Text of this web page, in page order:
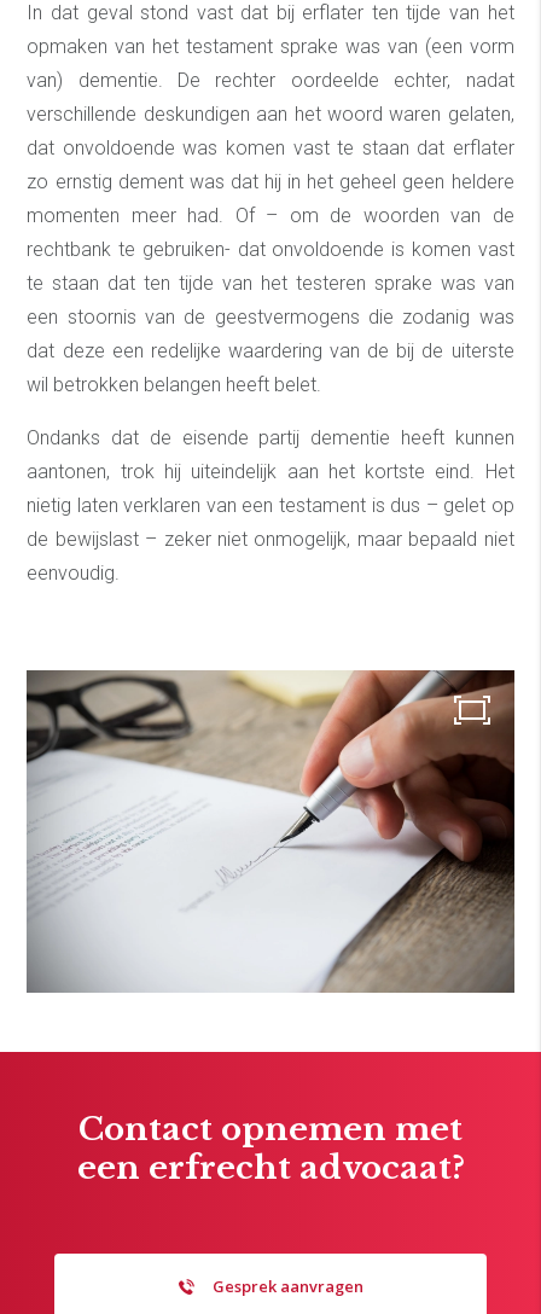
In dat geval stond vast dat bij erflater ten tijde van het
opmaken van het testament sprake was van (een vorm
van) dementie. De rechter oordeelde echter, nadat
verschillende deskundigen aan het woord waren gelaten,
dat onvoldoende was komen vast te staan dat erflater
zo ernstig dement was dat hij in het geheel geen heldere
momenten meer had. Of – om de woorden van de
rechtbank te gebruiken- dat onvoldoende is komen vast
te staan dat ten tijde van het testeren sprake was van
een stoornis van de geestvermogens die zodanig was
dat deze een redelijke waardering van de bij de uiterste
wil betrokken belangen heeft belet.
Ondanks dat de eisende partij dementie heeft kunnen
aantonen, trok hij uiteindelijk aan het kortste eind. Het
nietig laten verklaren van een testament is dus – gelet op
de bewijslast – zeker niet onmogelijk, maar bepaald niet
eenvoudig.
Contact opnemen met
een erfrecht advocaat?
Gesprek aanvragen